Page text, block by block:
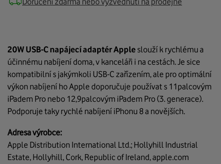
20W USB-C napájecí adaptér Apple slouží k rychlému a
účinnému nabíjení doma, v kanceláři i na cestách. Je sice
kompatibilní s jakýmkoli USB-C zařízením, ale pro optimální
výkon nabíjení ho Apple doporučuje používat s 11palcovým
iPadem Pro nebo 12,9palcovým iPadem Pro (3. generace).
Podporuje taky rychlé nabíjení iPhonu 8 a novějších.
Adresa výrobce:
Apple Distribution International Ltd.; Hollyhill Industrial
Estate, Hollyhill, Cork, Republic of Ireland, apple.com